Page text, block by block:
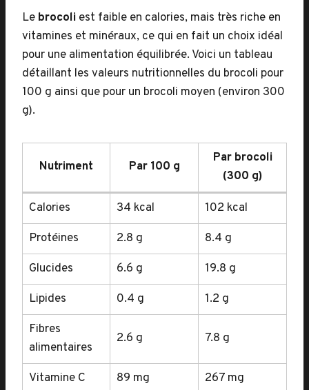
Le brocoli est faible en calories, mais très riche en
vitamines et minéraux, ce qui en fait un choix idéal
pour une alimentation équilibrée. Voici un tableau
détaillant les valeurs nutritionnelles du brocoli pour
100 g ainsi que pour un brocoli moyen (environ 300
g).
Nutriment Par 100 g
Par brocoli
(300 g)
Calories 34 kcal
102 kcal
Protéines
2.8 g
8.4 g
Glucides
6.6 g
19.8 g
Lipides
0.4 g
1.2 g
Fibres
alimentaires
2.6 g 7.8 g
Vitamine C 89 mg
267 mg